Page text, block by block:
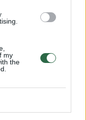
my
the
jokių pakitimų,
paaiškėjo,
prireikė
užspaudimą